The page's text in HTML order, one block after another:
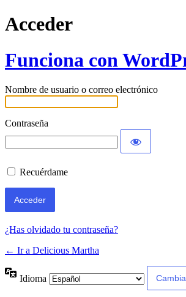
Acceder
Funciona con
Nombre de usuario o correo electrónico
Contraseña
Recuérdame
¿Has olvidado tu contraseña?
← Ir a Delicious Martha
Idioma